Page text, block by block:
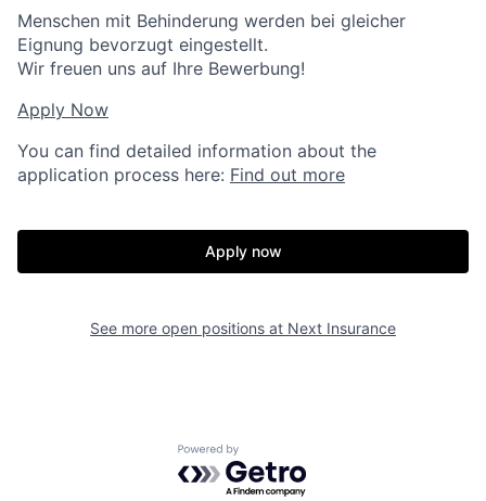
Menschen mit Behinderung werden bei gleicher
Eignung bevorzugt eingestellt.
Wir freuen uns auf Ihre Bewerbung!
Apply Now
You can find detailed information about the
application process here: Find out more
Apply now
See more open positions at Next Insurance
Powered by Getro.com